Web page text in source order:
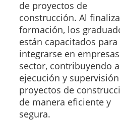
de proyectos de
construcción. Al
formación, los
están capacitados para
integrarse en
sector, contribuyendo
ejecución y
proyectos de
de manera eficiente y
segura.